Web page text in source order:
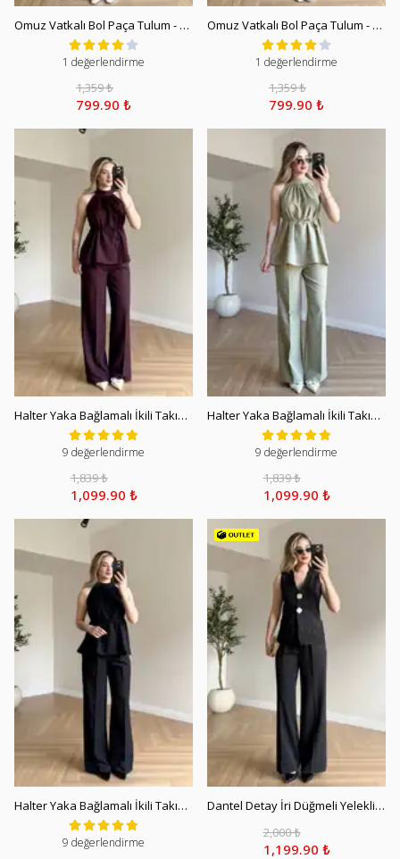
Omuz Vatkalı Bol Paça Tulum - Bej
1 değerlendirme
1,359 ₺
799.90 ₺
Omuz Vatkalı Bol Paça Tulum - Açık Yeşil
1 değerlendirme
1,359 ₺
799.90 ₺
Halter Yaka Bağlamalı İkili Takım - Mürdüm
9 değerlendirme
1,839 ₺
1,099.90 ₺
Halter Yaka Bağlamalı İkili Takım - Açık Yeşil
9 değerlendirme
1,839 ₺
1,099.90 ₺
Halter Yaka Bağlamalı İkili Takım - Siyah
9 değerlendirme
Dantel Detay İri Düğmeli Yelekli Takım - Siyah
2,000 ₺
1,199.90 ₺